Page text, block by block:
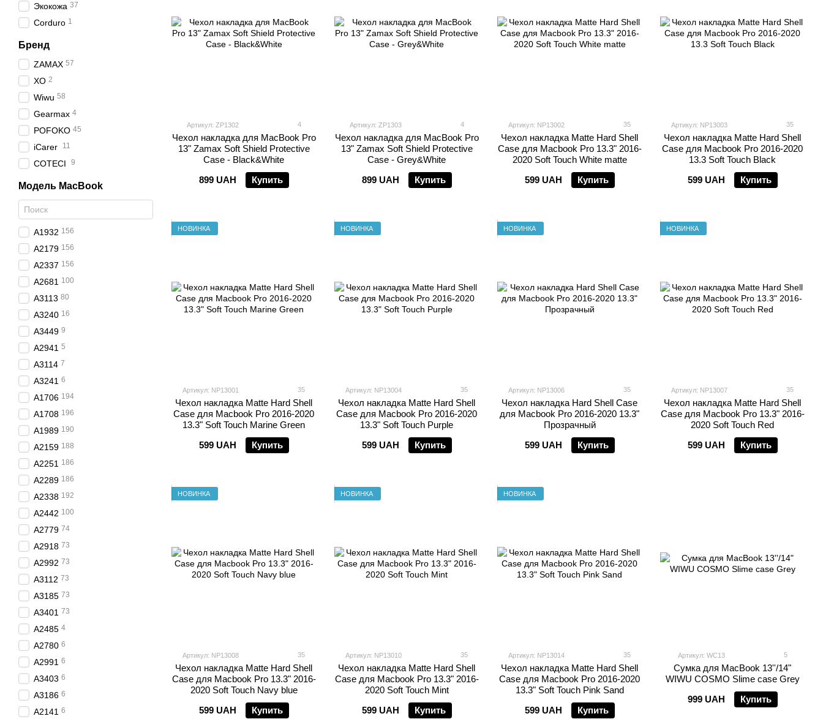
Артикул: ZP1302 4
Чехол накладка для MacBook Pro
13" Zamax Soft Shield Protective
Case - Black&White
899 UAH
Купить
Артикул: ZP1303 4
Чехол накладка для MacBook Pro
13" Zamax Soft Shield Protective
Case - Grey&White
899 UAH
Купить
Артикул: NP13002 35
Чехол накладка Matte Hard Shell
Case для Macbook Pro 13.3" 2016-
2020 Soft Touch White matte
599 UAH
Купить
Артикул: NP13003 35
Чехол накладка Matte Hard Shell
Case для Macbook Pro 2016-2020
13.3 Soft Touch Black
599 UAH
Купить
НОВИНКА
Артикул: NP13001 35
Чехол накладка Matte Hard Shell
Case для Macbook Pro 2016-2020
13.3" Soft Touch Marine Green
599 UAH
Купить
НОВИНКА
Артикул: NP13004 35
Чехол накладка Matte Hard Shell
Case для Macbook Pro 2016-2020
13.3" Soft Touch Purple
599 UAH
Купить
НОВИНКА
Артикул: NP13006 35
Чехол накладка Hard Shell Case
для Macbook Pro 2016-2020 13.3"
Прозрачный
599 UAH
Купить
НОВИНКА
Артикул: NP13007 35
Чехол накладка Matte Hard Shell
Case для Macbook Pro 13.3" 2016-
2020 Soft Touch Red
599 UAH
Купить
НОВИНКА
Артикул: NP13008 35
Чехол накладка Matte Hard Shell
Case для Macbook Pro 13.3" 2016-
2020 Soft Touch Navy blue
599 UAH
Купить
НОВИНКА
Артикул: NP13010 35
Чехол накладка Matte Hard Shell
Case для Macbook Pro 13.3" 2016-
2020 Soft Touch Mint
599 UAH
Купить
НОВИНКА
Артикул: NP13014 35
Чехол накладка Matte Hard Shell
Case для Macbook Pro 2016-2020
13.3" Soft Touch Pink Sand
599 UAH
Купить
Артикул: WC13 5
Сумка для MacBook 13''/14"
WIWU COSMO Slime case Grey
999 UAH
Купить
Экокожа 37
Corduro 1
Бренд
ZAMAX 57
XO 2
Wiwu 58
Gearmax 4
POFOKO 45
iCarer 11
COTECI 9
Модель MacBook
A1932 156
A2179 156
A2337 156
A2681 100
A3113 80
A3240 16
A3449 9
A2941 5
A3114 7
A3241 6
A1706 194
A1708 196
A1989 190
A2159 188
A2251 186
A2289 186
A2338 192
A2442 100
A2779 74
A2918 73
A2992 73
A3112 73
A3185 73
A3401 73
A2485 4
A2780 6
A2991 6
A3403 6
A3186 6
A2141 6